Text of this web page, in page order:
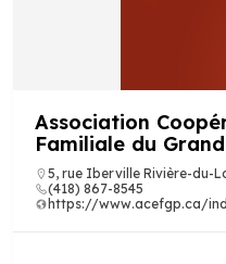
Association
Familiale du
5, rue Iberville Rivière-du-
(418) 867-8545
https://www.acefgp.ca/